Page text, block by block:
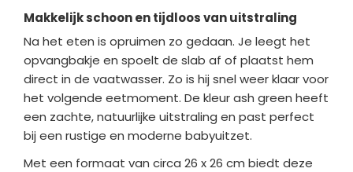
Makkelijk schoon en tijdloos van uitstraling
Na het eten is opruimen zo gedaan. Je leegt het
opvangbakje en spoelt de slab af of plaatst hem
direct in de vaatwasser. Zo is hij snel weer klaar voor
het volgende eetmoment. De kleur ash green heeft
een zachte, natuurlijke uitstraling en past perfect
bij een rustige en moderne babyuitzet.
Met een formaat van circa 26 x 26 cm biedt deze